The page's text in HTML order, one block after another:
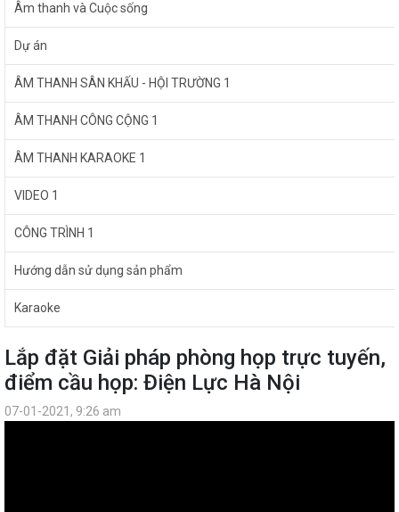
Âm thanh và Cuộc sống
Dự án
ÂM THANH SÂN KHẤU - HỘI TRƯỜNG 1
ÂM THANH CÔNG CỘNG 1
ÂM THANH KARAOKE 1
VIDEO 1
CÔNG TRÌNH 1
Hướng dẫn sử dụng sản phẩm
Karaoke
Lắp đặt Giải pháp phòng họp trực tuyến,
điểm cầu họp: Điện Lực Hà Nội
07-01-2021, 9:26 am